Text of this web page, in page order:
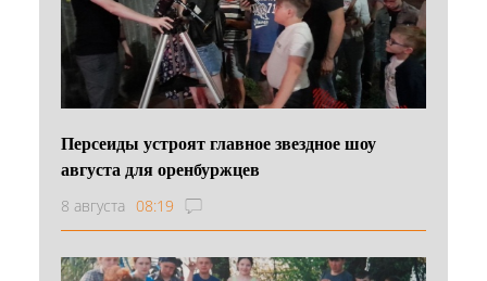
Персеиды устроят главное звездное шоу
августа для оренбуржцев
8 августа 08:19